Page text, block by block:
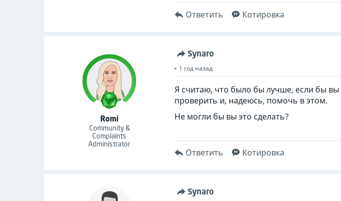
Ответить Котировка
Romi
Community &
Complaints
Administrator
Synaro
1 год назад
Я считаю, что было бы лучше, если бы
проверить и, надеюсь, помочь в этом.
Не могли бы вы это сделать?
Ответить Котировка
Synaro